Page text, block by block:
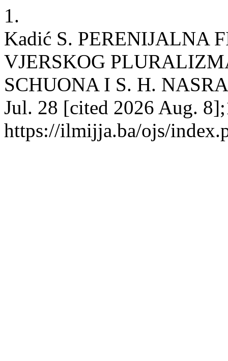
1.
Kadić S. PERENIJALNA
VJERSKOG
SCHUONA I S. H.
Jul. 28 [cited 2026 Aug.
https://ilmijja.ba/ojs/